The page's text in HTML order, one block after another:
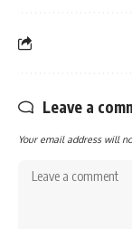
Leave a
Your email address will